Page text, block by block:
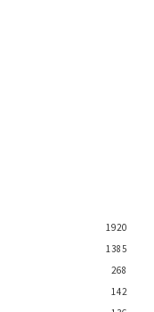
1920
1385
268
142